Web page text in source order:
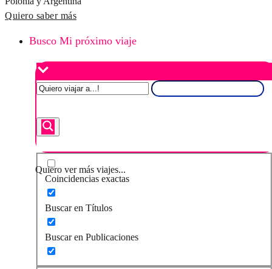
Quiero saber más
Busco Mi próximo viaje
Quiero ver más viajes...
Coincidencias exactas
Buscar en Títulos
Buscar en Publicaciones